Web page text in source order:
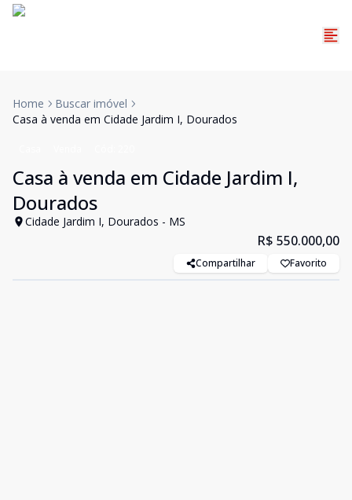
Home
Buscar imóvel
Casa à venda em Cidade Jardim I, Dourados
Casa à venda em Cidade Jardim I,
Dourados
Cidade Jardim I, Dourados - MS
R$ 550.000,00
Compartilhar Favorito